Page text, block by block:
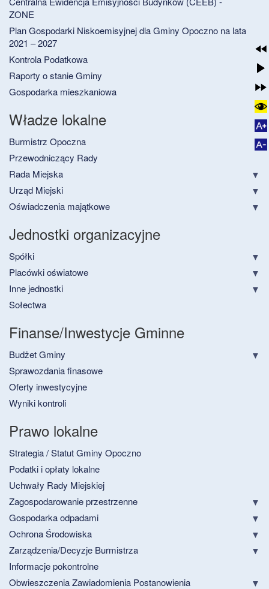
ZONE
Plan Gospodarki Niskoemisyjnej dla Gminy Opoczno na lata
2021 – 2027
Kontrola Podatkowa
Raporty o stanie Gminy
Gospodarka mieszkaniowa
Władze lokalne
Burmistrz Opoczna
Przewodniczący Rady
Rada Miejska
Urząd Miejski
Oświadczenia majątkowe
Jednostki organizacyjne
Spółki
Placówki oświatowe
Inne jednostki
Sołectwa
Finanse/Inwestycje Gminne
Budżet Gminy
Sprawozdania finasowe
Oferty inwestycyjne
Wyniki kontroli
Prawo lokalne
Strategia / Statut Gminy Opoczno
Podatki i opłaty lokalne
Uchwały Rady Miejskiej
Zagospodarowanie przestrzenne
Gospodarka odpadami
Ochrona Środowiska
Zarządzenia/Decyzje Burmistrza
Informacje pokontrolne
Obwieszczenia Zawiadomienia Postanowienia